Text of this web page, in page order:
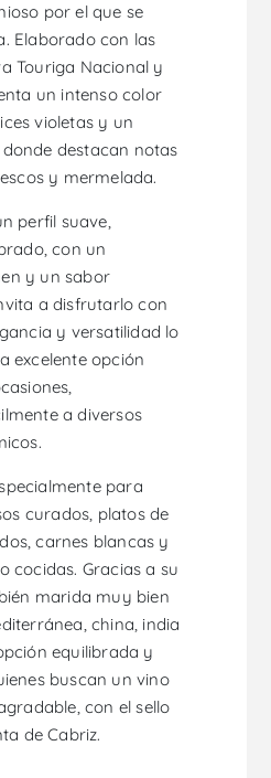
por el que se
Elaborado con las
Touriga Nacional y
un intenso color
violetas y un
destacan notas
y mermelada.
perfil suave,
con un
y un sabor
a disfrutarlo con
y versatilidad lo
excelente opción
a diversos
para
curados, platos de
carnes blancas y
cocidas. Gracias a su
marida muy bien
china, india
equilibrada y
buscan un vino
con el sello
de Cabriz.